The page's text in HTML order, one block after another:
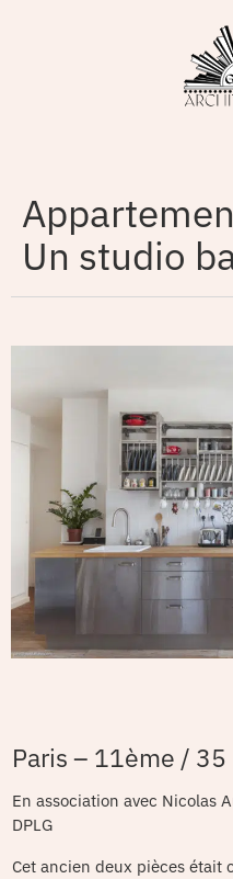
Un studio
Paris – 11ème / 35
En association avec Nicolas
DPLG
Cet ancien deux pièces était